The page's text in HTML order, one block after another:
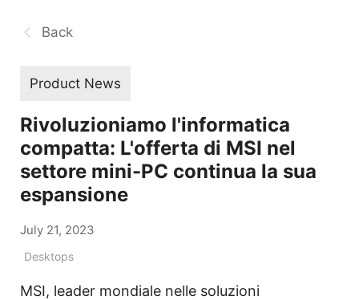
Back
Product News
Rivoluzioniamo l'informatica
compatta: L'offerta di MSI nel
settore mini-PC continua la sua
espansione
July 21, 2023
Desktops
MSI, leader mondiale nelle soluzioni